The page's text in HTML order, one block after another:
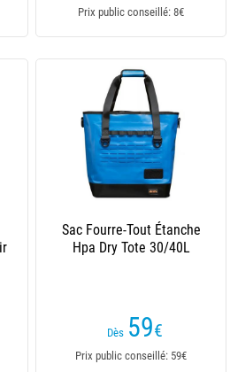
Prix public conseillé: 8€
Sac Fourre-Tout Étanche
Hpa Dry Tote 30/40L
Dès 59€
Prix public conseillé: 59€